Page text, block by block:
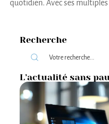
quotidien. Avec ses
Recherche
L’actualité sans